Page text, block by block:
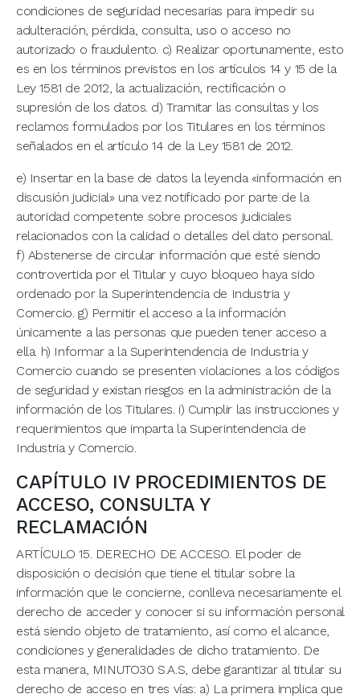
condiciones de seguridad necesarias para impedir su
adulteración, pérdida, consulta, uso o acceso no
autorizado o fraudulento. c) Realizar oportunamente, esto
es en los términos previstos en los artículos 14 y 15 de la
Ley 1581 de 2012, la actualización, rectificación o
supresión de los datos. d) Tramitar las consultas y los
reclamos formulados por los Titulares en los términos
señalados en el artículo 14 de la Ley 1581 de 2012.
e) Insertar en la base de datos la leyenda «información en
discusión judicial» una vez notificado por parte de la
autoridad competente sobre procesos judiciales
relacionados con la calidad o detalles del dato personal.
f) Abstenerse de circular información que esté siendo
controvertida por el Titular y cuyo bloqueo haya sido
ordenado por la Superintendencia de Industria y
Comercio. g) Permitir el acceso a la información
únicamente a las personas que pueden tener acceso a
ella. h) Informar a la Superintendencia de Industria y
Comercio cuando se presenten violaciones a los códigos
de seguridad y existan riesgos en la administración de la
información de los Titulares. i) Cumplir las instrucciones y
requerimientos que imparta la Superintendencia de
Industria y Comercio.
CAPÍTULO IV PROCEDIMIENTOS DE
ACCESO, CONSULTA Y
RECLAMACIÓN
ARTÍCULO 15. DERECHO DE ACCESO. El poder de
disposición o decisión que tiene el titular sobre la
información que le concierne, conlleva necesariamente el
derecho de acceder y conocer si su información personal
está siendo objeto de tratamiento, así como el alcance,
condiciones y generalidades de dicho tratamiento. De
esta manera, MINUTO30 S.A.S, debe garantizar al titular su
derecho de acceso en tres vías: a) La primera implica que